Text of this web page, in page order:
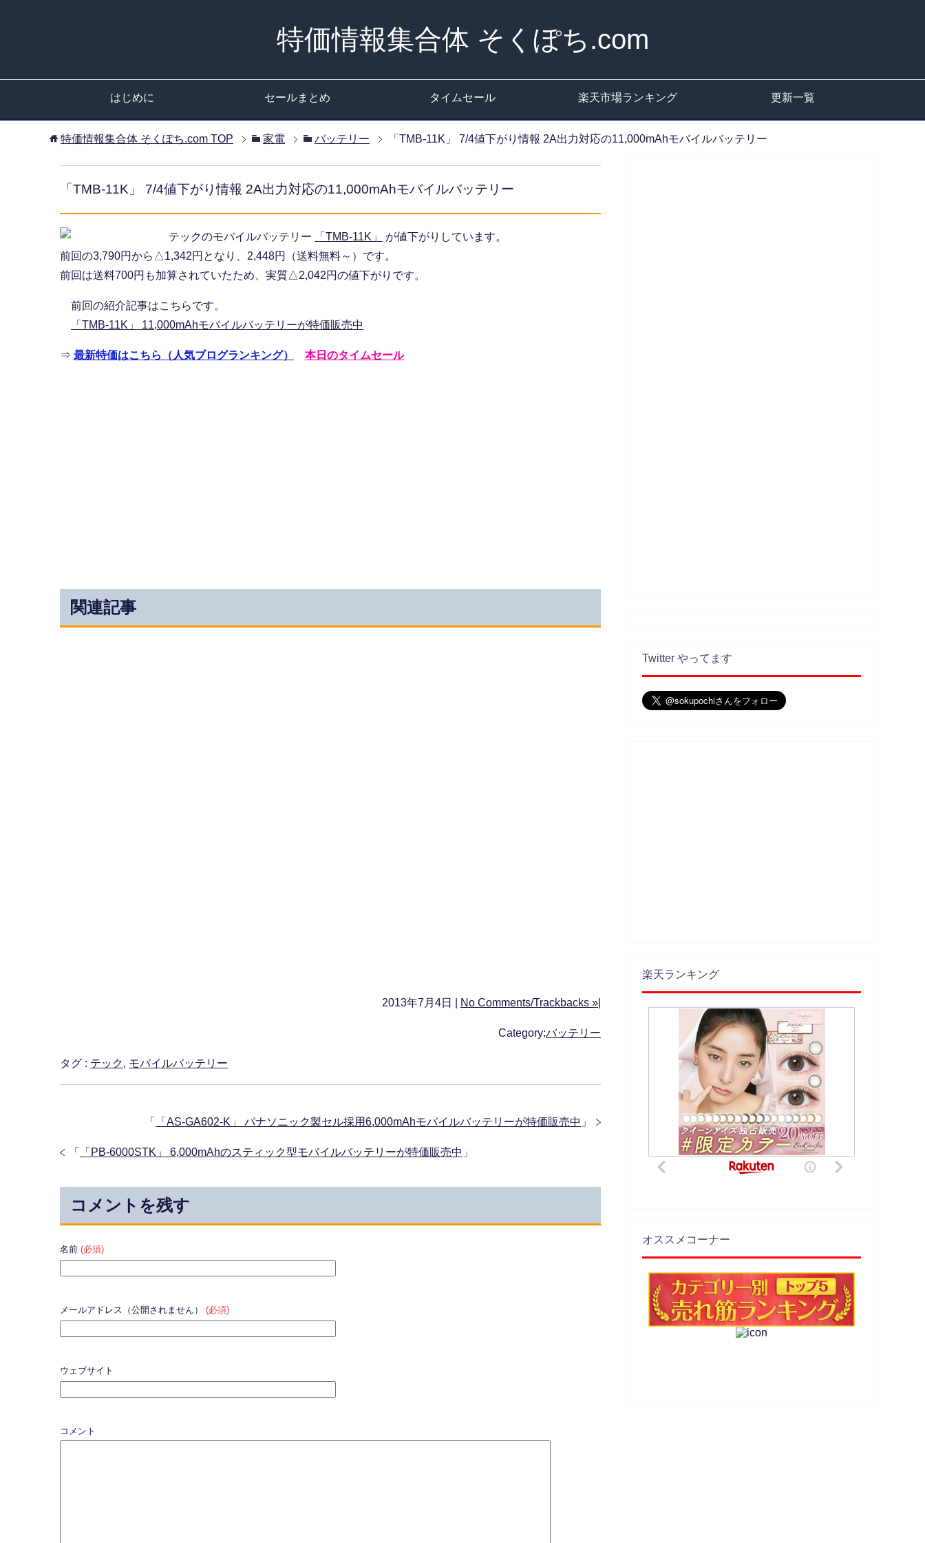
特価情報集合体 そくぽち.com
はじめに セールまとめ タイムセール 楽天市場ランキング 更新一覧
特価情報集合体 そくぽち.com TOP 家電 バッテリー 「TMB-11K」 7/4値下がり情報 2A出力対応の11,000mAhモバイルバッテリー
「TMB-11K」 7/4値下がり情報 2A出力対応の11,000mAhモバイルバッテリー
テックのモバイルバッテリー 「TMB-11K」
が値下がりしています。
前回の3,790円から△1,342円となり、2,448円（送料無料～）です。
前回は送料700円も加算されていたため、実質△2,042円の値下がりです。
前回の紹介記事はこちらです。
「TMB-11K」 11,000mAhモバイルバッテリーが特価販売中
⇒ 最新特価はこちら（人気ブログランキング） 本日のタイムセール
関連記事
2013年7月4日 | No Comments/Trackbacks »
Category:バッテリー
タグ : テック, モバイルバッテリー
「 「AS-GA602-K」 パナソニック製セル採用6,000mAhモバイルバッテリーが特価販売中 」
「 「PB-6000STK」 6,000mAhのスティック型モバイルバッテリーが特価販売中 」
コメントを残す
名前 (必須)
メールアドレス（公開されません） (必須)
ウェブサイト
コメント
Twitter やってます
楽天ランキング
オススメコーナー